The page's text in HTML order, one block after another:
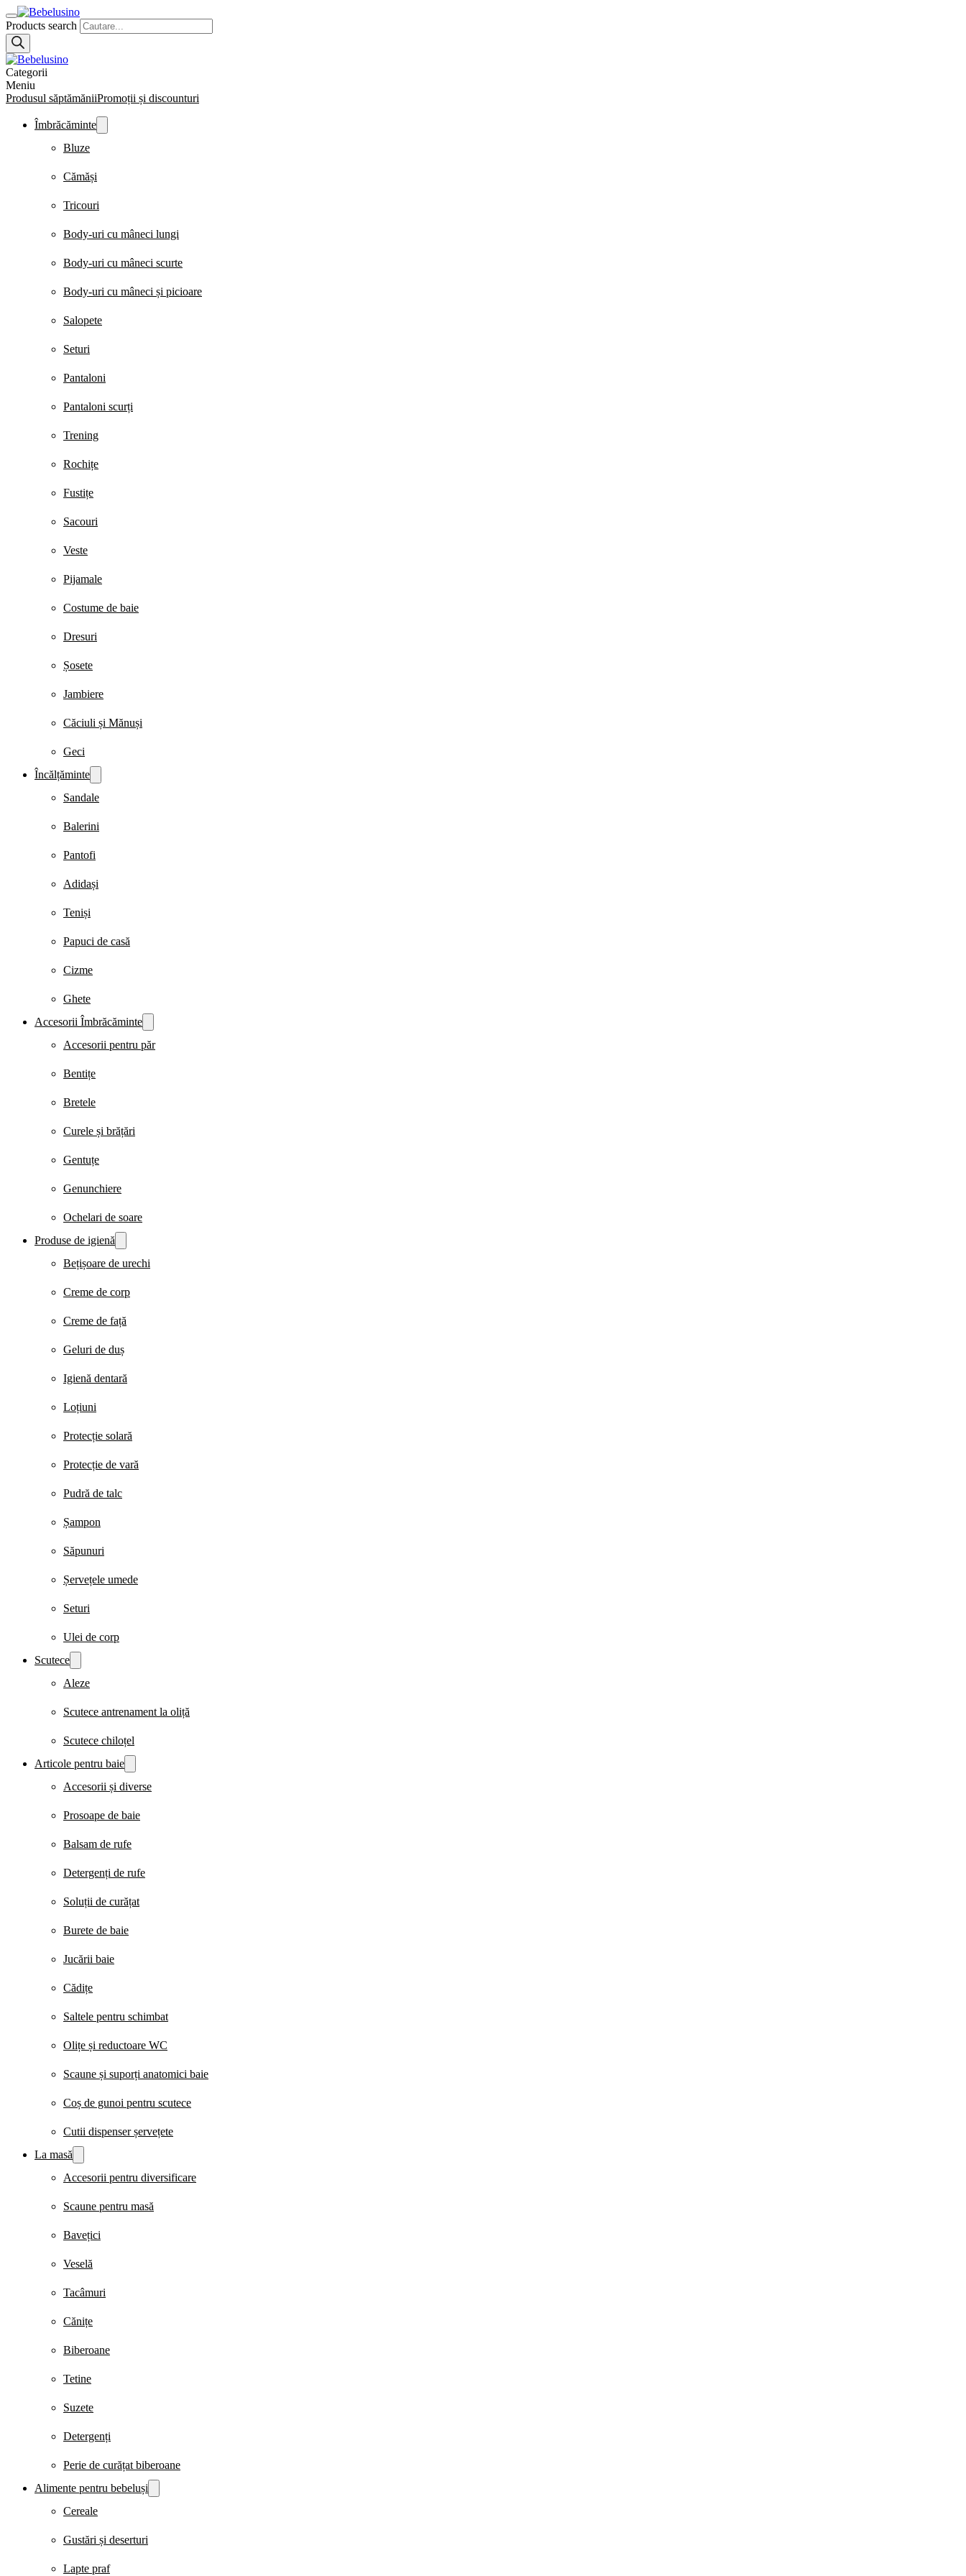
Products search
Categorii
Meniu
Produsul săptămăniiPromoții și discounturi
Îmbrăcăminte
Bluze
Cămăși
Tricouri
Body-uri cu mâneci lungi
Body-uri cu mâneci scurte
Body-uri cu mâneci și picioare
Salopete
Seturi
Pantaloni
Pantaloni scurți
Trening
Rochițe
Fustițe
Sacouri
Veste
Pijamale
Costume de baie
Dresuri
Șosete
Jambiere
Căciuli și Mănuși
Geci
Încălțăminte
Sandale
Balerini
Pantofi
Adidași
Teniși
Papuci de casă
Cizme
Ghete
Accesorii Îmbrăcăminte
Accesorii pentru păr
Bentițe
Bretele
Curele și brățări
Gentuțe
Genunchiere
Ochelari de soare
Produse de igienă
Bețișoare de urechi
Creme de corp
Creme de față
Geluri de duș
Igienă dentară
Loțiuni
Protecție solară
Protecție de vară
Pudră de talc
Șampon
Săpunuri
Șervețele umede
Seturi
Ulei de corp
Scutece
Aleze
Scutece antrenament la oliță
Scutece chiloțel
Articole pentru baie
Accesorii și diverse
Prosoape de baie
Balsam de rufe
Detergenți de rufe
Soluții de curățat
Burete de baie
Jucării baie
Cădițe
Saltele pentru schimbat
Olițe și reductoare WC
Scaune și suporți anatomici baie
Coș de gunoi pentru scutece
Cutii dispenser șervețete
La masă
Accesorii pentru diversificare
Scaune pentru masă
Bavețici
Veselă
Tacâmuri
Cănițe
Biberoane
Tetine
Suzete
Detergenți
Perie de curățat biberoane
Alimente pentru bebeluși
Cereale
Gustări și deserturi
Lapte praf